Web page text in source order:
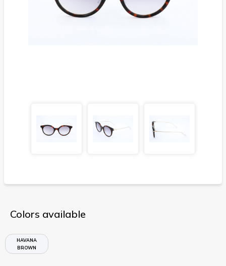
Colors available
HAVANA
BROWN